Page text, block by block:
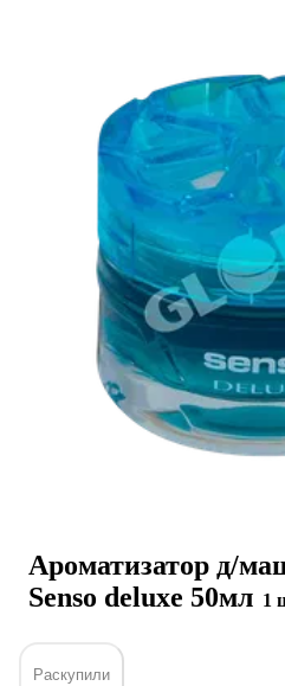
Ароматизатор д/
Senso deluxe 50мл 1
Раскупили